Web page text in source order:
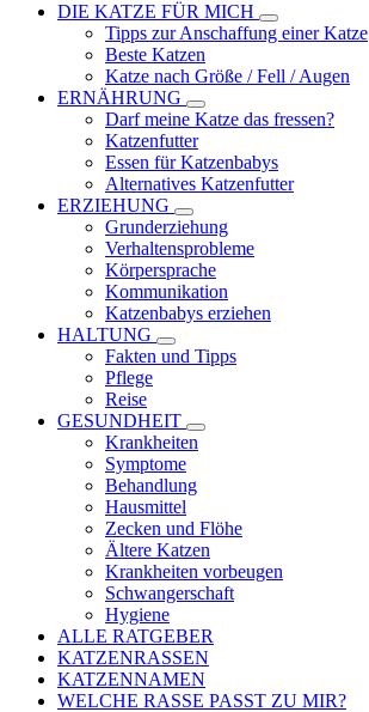
DIE KATZE FÜR MICH
Tipps zur Anschaffung einer Katze
Beste Katzen
Katze nach Größe / Fell / Augen
ERNÄHRUNG
Darf meine Katze das fressen?
Katzenfutter
Essen für Katzenbabys
Alternatives Katzenfutter
ERZIEHUNG
Grunderziehung
Verhaltensprobleme
Körpersprache
Kommunikation
Katzenbabys erziehen
HALTUNG
Fakten und Tipps
Pflege
Reise
GESUNDHEIT
Krankheiten
Symptome
Behandlung
Hausmittel
Zecken und Flöhe
Ältere Katzen
Krankheiten vorbeugen
Schwangerschaft
Hygiene
ALLE RATGEBER
KATZENRASSEN
KATZENNAMEN
WELCHE RASSE PASST ZU MIR?